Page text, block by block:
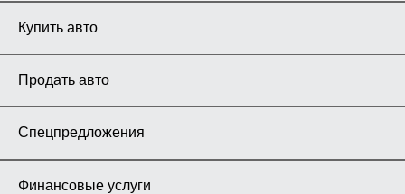
Купить авто
Продать авто
Спецпредложения
Финансовые услуги